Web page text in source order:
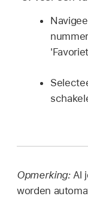
Opmerking: Al
worden